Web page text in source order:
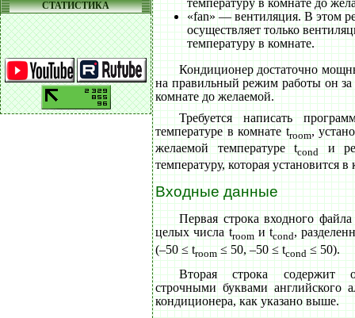
СТАТИСТИКА
температуру в комнате до
«fan» — вентиляция. В этом
осуществляет только
температуру в комнате.
Кондиционер достаточно
на правильный режим работы он за
комнате до желаемой.
Требуется написать
температуре в комнате troom,
желаемой температуре tcondи
температуру, которая установится в
Входные данные
Первая строка входного
целых числа troomи tcond,
(–50 ≤ troom≤ 50, –50 ≤ tcond≤ 50).
Вторая строка содержит
строчными буквами
кондиционера, как указано выше.